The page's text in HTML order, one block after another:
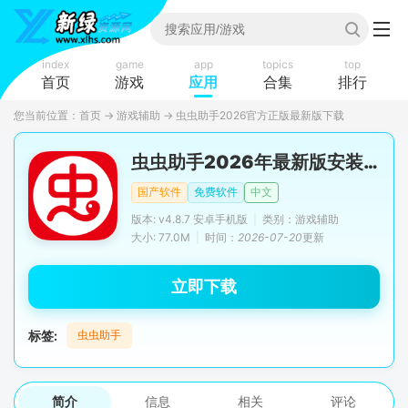
index
首页
game
游戏
app
应用
topics
合集
top
排行
您当前位置： 首页 → 游戏辅助 → 虫虫助手2026官方正版最新版下载
虫虫助手2026年最新版安装包
国产软件 免费软件
中文
版本: v4.8.7 安卓手机版
类别：游戏辅助
大小: 77.0M
时间： 2026-07-20更新
立即下载
标签: 虫虫助手
简介 信息 相关 评论